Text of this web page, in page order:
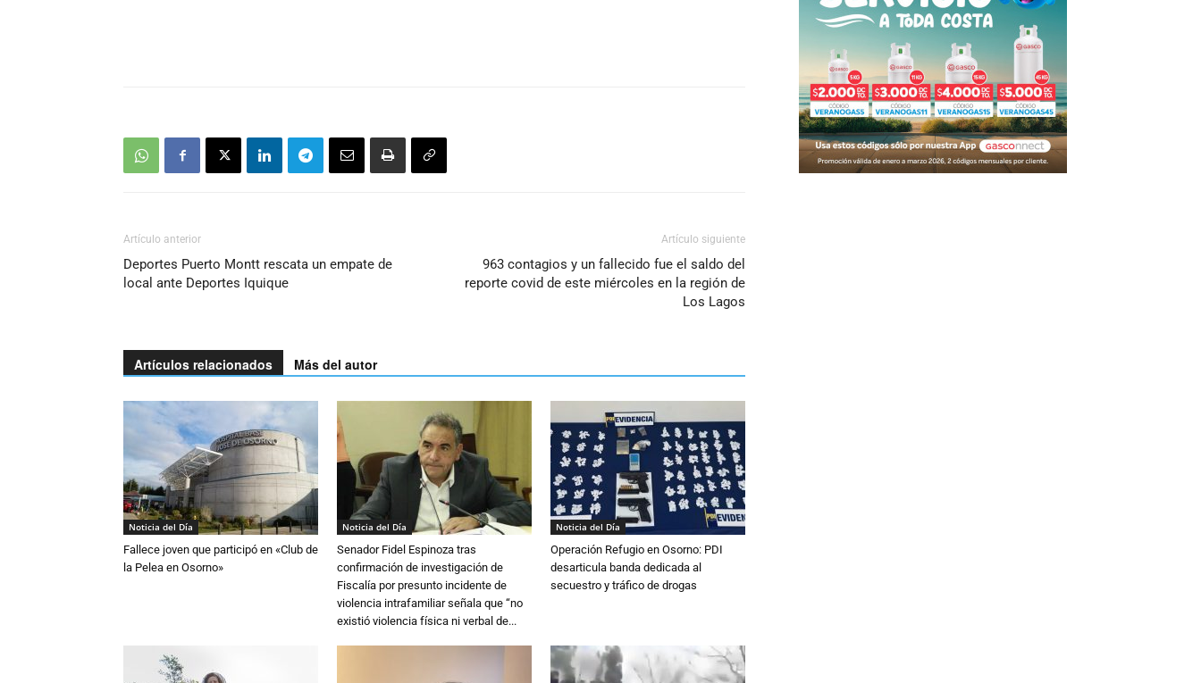
Artículo anterior
Deportes Puerto Montt rescata un empate de
local ante Deportes Iquique
Artículo siguiente
963 contagios y un fallecido fue el saldo del
reporte covid de este miércoles en la región de
Los Lagos
Artículos relacionados Más del autor
Noticia del Día
Fallece joven que participó en «Club de
la Pelea en Osorno»
Noticia del Día
Senador Fidel Espinoza tras
confirmación de investigación de
Fiscalía por presunto incidente de
violencia intrafamiliar señala que “no
existió violencia física ni verbal de...
Noticia del Día
Operación Refugio en Osorno: PDI
desarticula banda dedicada al
secuestro y tráfico de drogas